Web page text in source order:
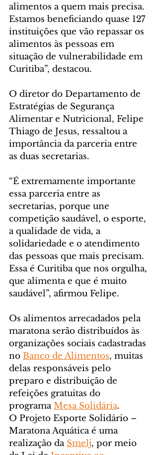
alimentos a quem mais precisa.
Estamos beneficiando quase 127
instituições que vão repassar os
alimentos às pessoas em
situação de vulnerabilidade em
Curitiba”, destacou.
O diretor do Departamento de
Estratégias de Segurança
Alimentar e Nutricional, Felipe
Thiago de Jesus, ressaltou a
importância da parceria entre
as duas secretarias.
“É extremamente importante
essa parceria entre as
secretarias, porque une
competição saudável, o esporte,
a qualidade de vida, a
solidariedade e o atendimento
das pessoas que mais precisam.
Essa é Curitiba que nos orgulha,
que alimenta e que é muito
saudável”, afirmou Felipe.
Os alimentos arrecadados pela
maratona serão distribuídos às
organizações sociais cadastradas
no Banco de Alimentos, muitas
delas responsáveis pelo
preparo e distribuição de
refeições gratuitas do
programa Mesa Solidária.
O Projeto Esporte Solidário –
Maratona Aquática é uma
realização da Smelj, por meio